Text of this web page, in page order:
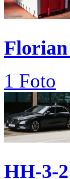
1 Foto
HH-3-